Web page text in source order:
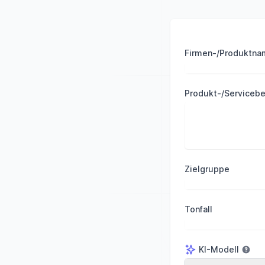
Firmen-/
Produkt-/
Zielgruppe
Tonfall
KI-Modell